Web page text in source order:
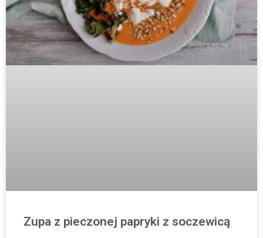
Zupa z pieczonej papryki z soczewicą